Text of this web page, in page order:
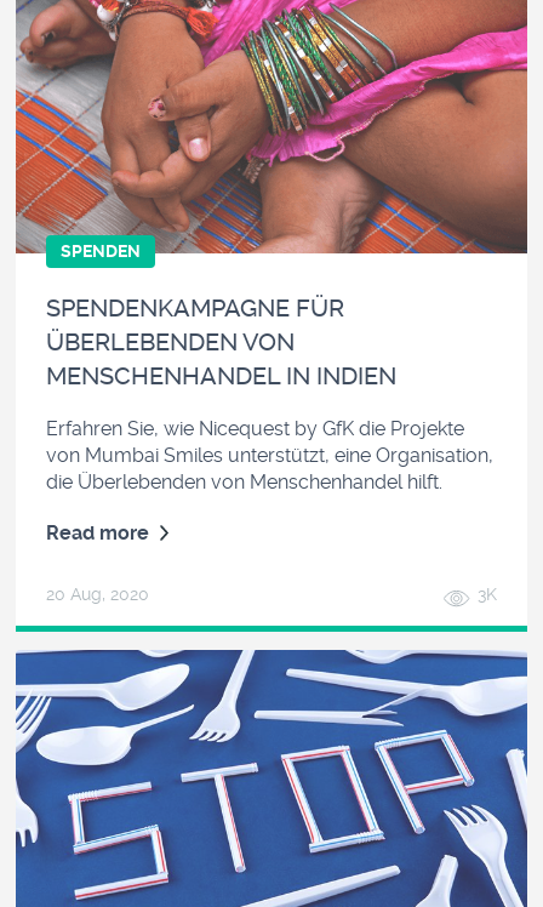
SPENDEN
SPENDENKAMPAGNE FÜR
ÜBERLEBENDEN VON
MENSCHENHANDEL IN INDIEN
Erfahren Sie, wie Nicequest by GfK die Projekte
von Mumbai Smiles unterstützt, eine Organisation,
die Überlebenden von Menschenhandel hilft.
Read more
20 Aug, 2020 3K